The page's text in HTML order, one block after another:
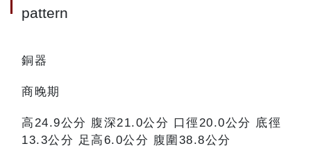
pattern
銅器
商晚期
高24.9公分 腹深21.0公分 口徑20.0公分 底徑
13.3公分 足高6.0公分 腹圍38.8公分